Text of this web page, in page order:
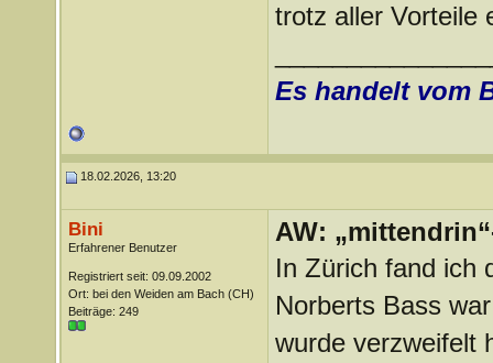
trotz aller Vorteile
Es handelt vom
18.02.2026, 13:20
Bini
Erfahrener Benutzer
Registriert seit: 09.09.2002
Ort: bei den Weiden am Bach (CH)
Beiträge: 249
AW:
In Zürich fand ich
Norberts Bass
wurde verzweifelt